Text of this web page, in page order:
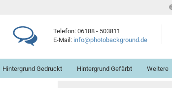
Suche...
Telefon: 06188 - 503811
E-Mail: info@photobackground.de
Hintergrund Gedruckt Hintergrund Gefärbt Weitere